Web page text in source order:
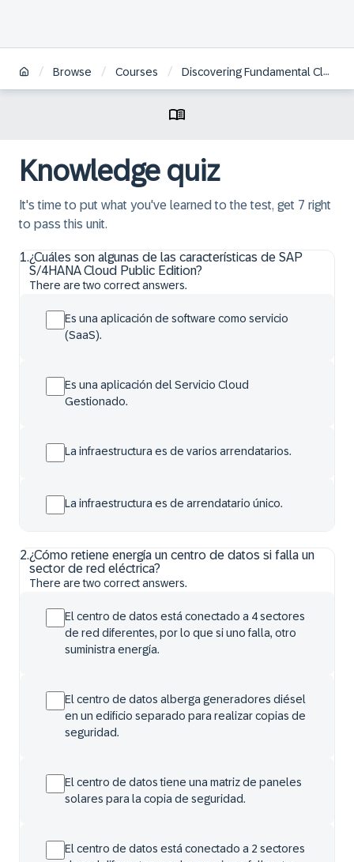
/ Browse / Courses / Discovering Fundamental Cloud Concepts | ES
Knowledge quiz
It's time to put what you've learned to the test, get 7 right
to pass this unit.
1.¿Cuáles son algunas de las características de SAP
S/4HANA Cloud Public Edition?
There are two correct answers.
Es una aplicación de software como servicio
(SaaS).
Es una aplicación del Servicio Cloud
Gestionado.
La infraestructura es de varios arrendatarios.
La infraestructura es de arrendatario único.
2.¿Cómo retiene energía un centro de datos si falla un
sector de red eléctrica?
There are two correct answers.
El centro de datos está conectado a 4 sectores
de red diferentes, por lo que si uno falla, otro
suministra energía.
El centro de datos alberga generadores diésel
en un edificio separado para realizar copias de
seguridad.
El centro de datos tiene una matriz de paneles
solares para la copia de seguridad.
El centro de datos está conectado a 2 sectores